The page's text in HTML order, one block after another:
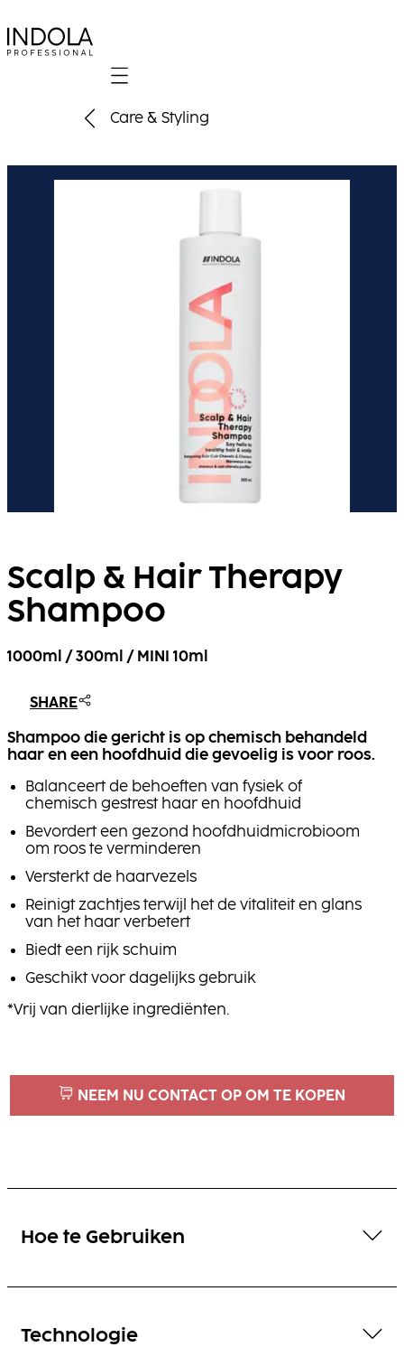
Mobile navigation
Care & Styling
Scalp & Hair Therapy
Shampoo
1000ml / 300ml / MINI 10ml
SHARE
Shampoo die gericht is op chemisch behandeld
haar en een hoofdhuid die gevoelig is voor roos.
Balanceert de behoeften van fysiek of
chemisch gestrest haar en hoofdhuid
Bevordert een gezond hoofdhuidmicrobioom
om roos te verminderen
Versterkt de haarvezels
Reinigt zachtjes terwijl het de vitaliteit en glans
van het haar verbetert
Biedt een rijk schuim
Geschikt voor dagelijks gebruik
*Vrij van dierlijke ingrediënten.
NEEM NU CONTACT OP OM TE KOPEN
Hoe te Gebruiken
Technologie